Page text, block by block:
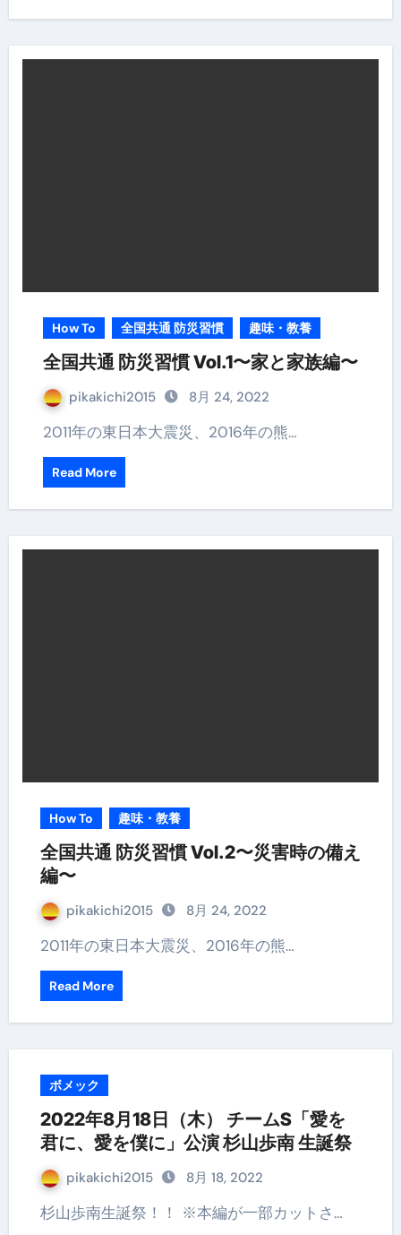
How To 全国共通 防災習慣 趣味・教養
全国共通 防災習慣 Vol.1〜家と家族編〜
pikakichi2015 8月 24, 2022
2011年の東日本大震災、2016年の熊…
Read More
How To 趣味・教養
全国共通 防災習慣 Vol.2〜災害時の備え
編〜
pikakichi2015 8月 24, 2022
2011年の東日本大震災、2016年の熊…
Read More
ボメック
2022年8月18日（木） チームS「愛を
君に、愛を僕に」公演 杉山歩南 生誕祭
pikakichi2015 8月 18, 2022
杉山歩南生誕祭！！ ※本編が一部カットさ…